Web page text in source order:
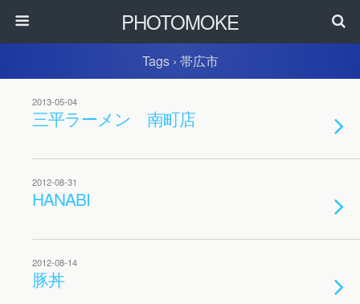
PHOTOMOKE
Tags › 帯広市
2013-05-04
三平ラーメン 南町店
2012-08-31
HANABI
2012-08-14
豚丼